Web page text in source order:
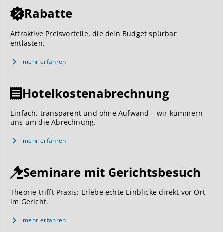
Rabatte
Attraktive Preisvorteile, die dein Budget spürbar
entlasten.
mehr erfahren
Hotelkostenabrechnung
Einfach, transparent und ohne Aufwand – wir kümmern
uns um die Abrechnung.
mehr erfahren
Seminare mit Gerichtsbesuch
Theorie trifft Praxis: Erlebe echte Einblicke direkt vor Ort
im Gericht.
mehr erfahren